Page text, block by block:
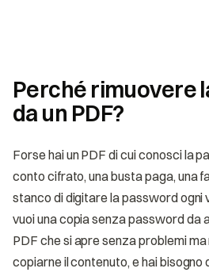
Perché rimuovere
da un PDF?
Forse hai un PDF di cui conosci la
conto cifrato, una busta paga,
stanco di digitare la password ogni
vuoi una copia senza password da
PDF che si apre senza problemi
copiarne il contenuto, e hai